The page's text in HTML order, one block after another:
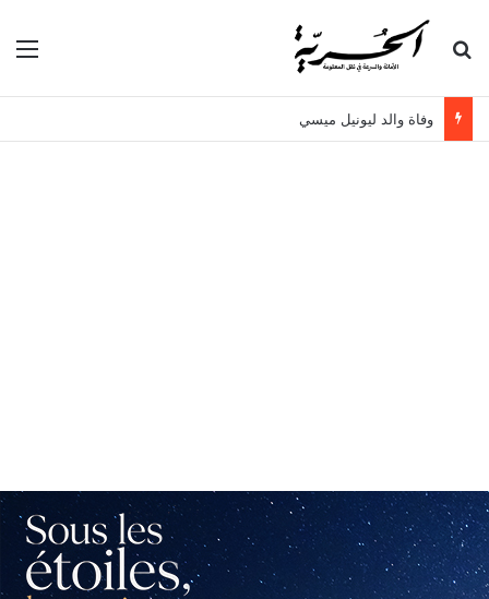
بحث عن
وفاة والد ليونيل ميسي